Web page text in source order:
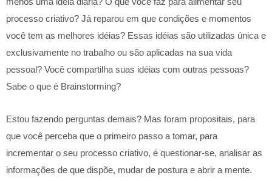
processo criativo? Já reparou em que condições e momentos
você tem as melhores idéias? Essas idéias são utilizadas única e
exclusivamente no trabalho ou são aplicadas na sua vida
pessoal? Você compartilha suas idéias com outras pessoas?
Sabe o que é Brainstorming?
Estou fazendo perguntas demais? Mas foram propositais, para
que você perceba que o primeiro passo a tomar, para
incrementar o seu processo criativo, é questionar-se, analisar as
informações de que dispõe, mudar de postura e abrir a mente.